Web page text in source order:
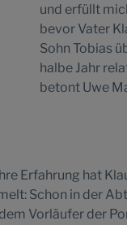
und erfüllt
bevor Vater
Sohn Tobias
halbe Jahr
betont Uwe
Erfahrung hat
Schon in der
Vorläufer der